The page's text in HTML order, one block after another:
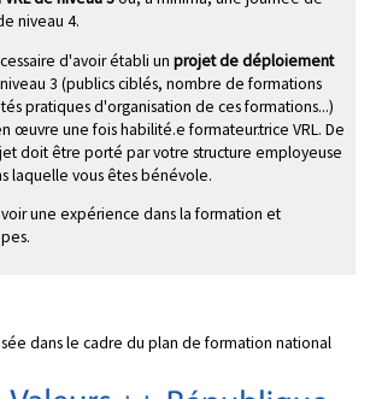
niveau 4.
d'avoir établi un projet de déploiement
3 (publics ciblés, nombre de formations
pratiques d'organisation de ces formations...)
œuvre une fois habilité.e formateur.trice VRL. De
doit être porté par votre structure employeuse
laquelle vous êtes bénévole.
une expérience dans la formation et
dans le cadre du plan de formation national